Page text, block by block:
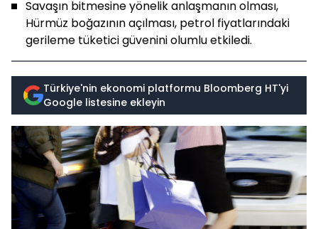
Savaşın bitmesine yönelik anlaşmanın olması,
Hürmüz boğazının açılması, petrol fiyatlarındaki
gerileme tüketici güvenini olumlu etkiledi.
Türkiye'nin ekonomi platformu Bloomberg HT'yi
Google listesine ekleyin